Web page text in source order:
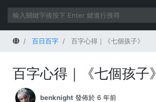
首頁 百日百字 百字心得｜《七個孩子》
百字心得｜《七個孩子》
benknight 發佈於 6 年前